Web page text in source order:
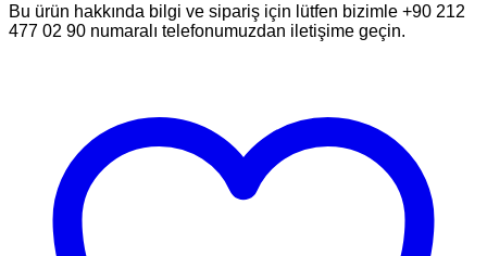
Bu ürün hakkında bilgi ve sipariş için lütfen bizimle +90 212
477 02 90 numaralı telefonumuzdan iletişime geçin.